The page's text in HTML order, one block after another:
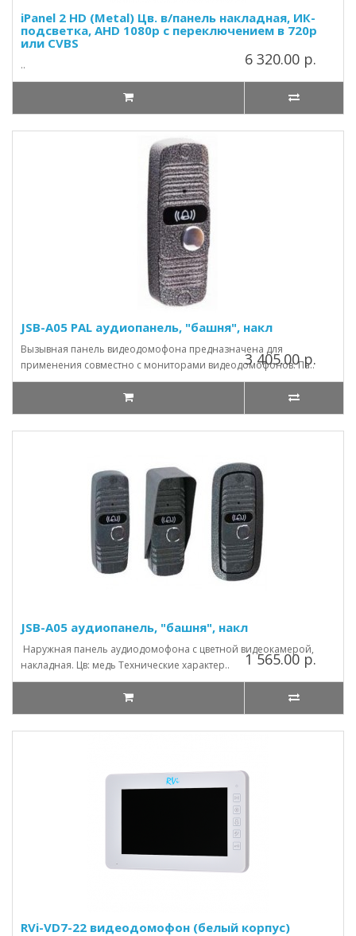
iPanel 2 HD (Metal) Цв. в/панель накладная, ИК-
подсветка, AHD 1080p с переключением в 720p
или CVBS
.. 6 320.00 р.
JSB-A05 PAL аудиопанель, "башня", накл
Вызывная панель видеодомофона предназначена для
применения совместно с мониторами видеодомофонов. Па..
3 405.00 р.
JSB-A05 аудиопанель, "башня", накл
Наружная панель аудиодомофона с цветной видеокамерой,
накладная. Цв: медь Технические характер..
1 565.00 р.
RVi-VD7-22 видеодомофон (белый корпус)